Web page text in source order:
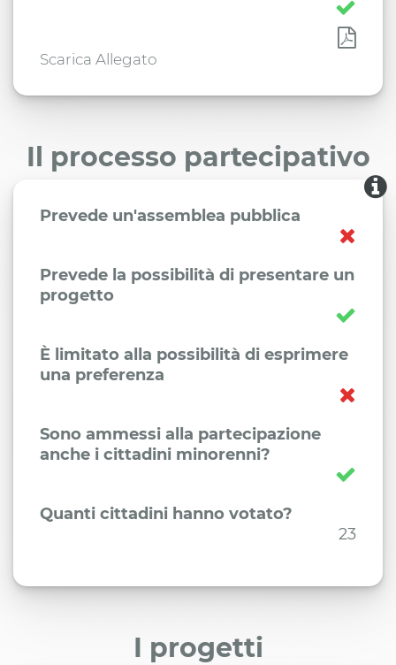
Scarica Allegato
Il processo partecipativo
Prevede un'assemblea pubblica
Prevede la possibilità di presentare un
progetto
È limitato alla possibilità di esprimere
una preferenza
Sono ammessi alla partecipazione
anche i cittadini minorenni?
Quanti cittadini hanno votato?
23
I progetti